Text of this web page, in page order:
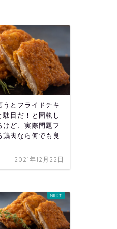
うとフライドチキ
駄目だ！と固執し
けど、実際問題フ
鶏肉なら何でも良
2021年12月22日